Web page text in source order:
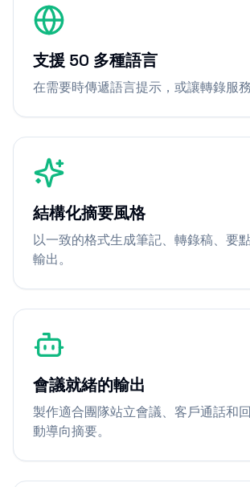
支援 50 多種語言
在需要時傳遞語言提示，或讓轉錄服務
結構化摘要風格
以一致的格式生成筆記、轉錄稿、要
輸出。
會議就緒的輸出
製作適合團隊站立會議、客戶通話和
動導向摘要。